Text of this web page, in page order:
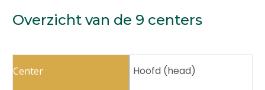
Overzicht van de 9 centers
Hoofd (head)